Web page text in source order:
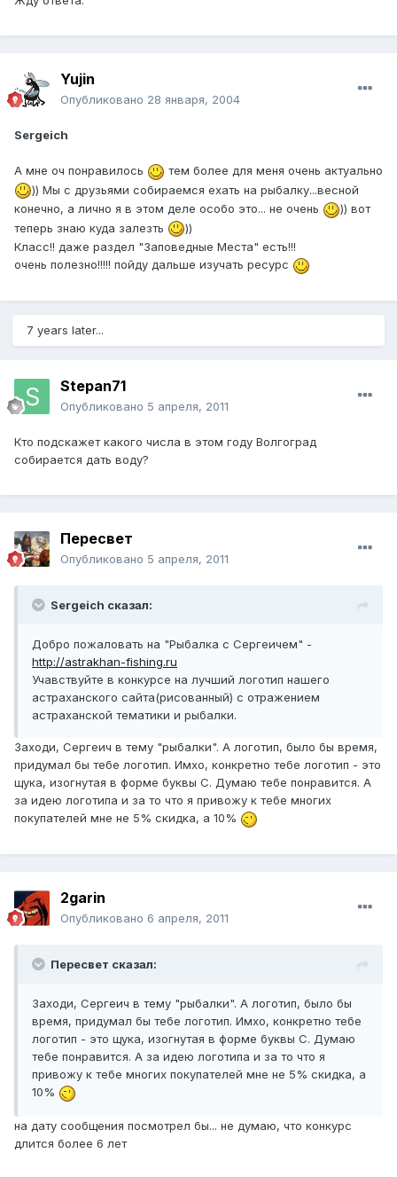
Yujin
Опубликовано 28 января, 2004
Sergeich
А мне оч понравилось
тем более для меня очень актуально
)) Мы с друзьями собираемся ехать на рыбалку...весной
конечно, а лично я в этом деле особо это... не очень
)) вот
теперь знаю куда залезть
))
Класс!! даже раздел "Заповедные Места" есть!!!
очень полезно!!!!! пойду дальше изучать ресурс
7 years later...
Stepan71
Опубликовано 5 апреля, 2011
Кто подскажет какого числа в этом году Волгоград
собирается дать воду?
Переcвет
Опубликовано 5 апреля, 2011
Sergeich сказал:
Добро пожаловать на "Рыбалка с Сергеичем" -
http://astrakhan-fishing.ru
Учавствуйте в конкурсе на лучший логотип нашего
астраханского сайта(рисованный) с отражением
астраханской тематики и рыбалки.
Заходи, Сергеич в тему "рыбалки". А логотип, было бы время,
придумал бы тебе логотип. Имхо, конкретно тебе логотип - это
щука, изогнутая в форме буквы С. Думаю тебе понравится. А
за идею логотипа и за то что я привожу к тебе многих
покупателей мне не 5% скидка, а 10%
2garin
Опубликовано 6 апреля, 2011
Переcвет сказал:
Заходи, Сергеич в тему "рыбалки". А логотип, было бы
время, придумал бы тебе логотип. Имхо, конкретно тебе
логотип - это щука, изогнутая в форме буквы С. Думаю
тебе понравится. А за идею логотипа и за то что я
привожу к тебе многих покупателей мне не 5% скидка, а
10%
на дату сообщения посмотрел бы... не думаю, что конкурс
длится более 6 лет